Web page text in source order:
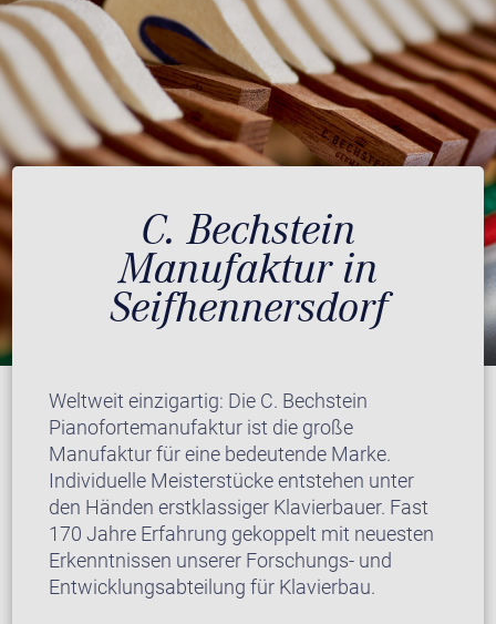
C. Bechstein
Manufaktur in
Seifhennersdorf
Weltweit einzigartig: Die C. Bechstein
Pianofortemanufaktur ist die große
Manufaktur für eine bedeutende Marke.
Individuelle Meisterstücke entstehen unter
den Händen erstklassiger Klavierbauer. Fast
170 Jahre Erfahrung gekoppelt mit neuesten
Erkenntnissen unserer Forschungs- und
Entwicklungsabteilung für Klavierbau.